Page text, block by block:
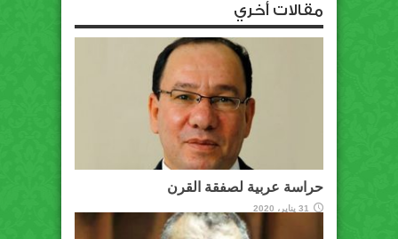
مقالات أخري
حراسة عربية لصفقة القرن
31 يناير، 2020